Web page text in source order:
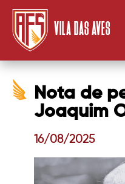
VILA DAS AVES
Nota de
Joaquim
16/08/2025